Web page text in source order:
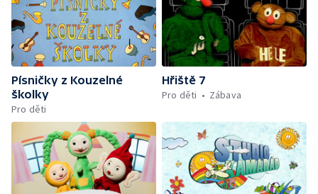
Písničky z Kouzelné
školky
Pro děti
Hřiště 7
Pro děti
Zábava